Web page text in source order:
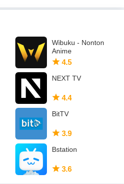
Wibuku - Nonton
Anime
4.5
NEXT TV
4.4
BitTV
3.9
Bstation
3.6